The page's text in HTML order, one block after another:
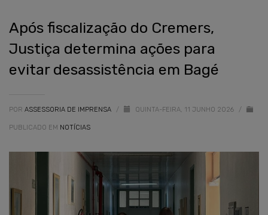
Após fiscalização do Cremers,
Justiça determina ações para
evitar desassistência em Bagé
POR ASSESSORIA DE IMPRENSA / QUINTA-FEIRA, 11 JUNHO 2026 /
PUBLICADO EM NOTÍCIAS